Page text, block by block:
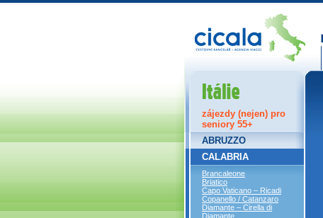
Itálie
zájezdy (nejen) pro
seniory 55+
ABRUZZO
CALABRIA
Brancaleone
Briatico
Capo Vaticano – Ricadi
Copanello / Catanzaro
Diamante – Cirella di
Diamante